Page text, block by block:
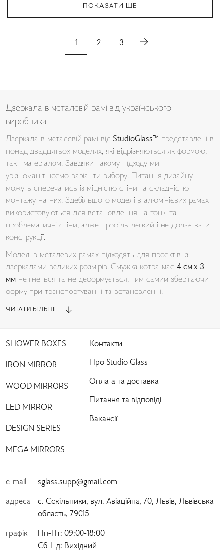
ПОКАЗАТИ ЩЕ
1 2 3
Дзеркала в металевій рамі від українського
виробника
Дзеркала в металевій рамі від StudioGlass™ представлені в
понад двадцятьох моделях, які відрізняються як формою,
так і матеріалом. Завдяки такому підходу ми
урізноманітнюємо варіанти вибору. Питання дизайну
можуть сперечатись із міцністю стіни та складністю
монтажу на них. Здебільшого моделі в алюмінієвих рамах
використовуються для встановлення на тонкі та
проблематичні стіни, адже профіль легкий і не додає ваги
конструкції.
Моделі в металевих рамах підходять для проєктів із
дзеркалами великих розмірів. Смужка котра має 4 см х 3
мм не гнеться та не деформується, тим самим зберігаючи
форму при транспортуванні та встановленні.
ЧИТАТИ БІЛЬШЕ
SHOWER BOXES
IRON MIRROR
WOOD MIRRORS
LED MIRROR
DESIGN SERIES
MEGA MIRRORS
Контакти
Про Studio Glass
Оплата та доставка
Питання та відповіді
Вакансії
e-mail sglass.supp@gmail.com
адреса
с. Сокільники, вул. Авіаційна, 70, Львів, Львівська
область, 79015
графік Пн-Пт: 09:00-18:00
Сб-Нд: Вихідний